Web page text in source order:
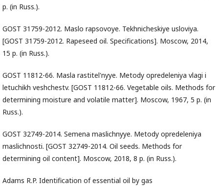
p. (in Russ.).
GOST 31759-2012. Maslo rapsovoye. Tekhnicheskiye usloviya.
[GOST 31759-2012. Rapeseed oil. Specifications]. Moscow, 2014,
15 p. (in Russ.).
GOST 11812-66. Masla rastitel'nyye. Metody opredeleniya vlagi i
letuchikh veshchestv. [GOST 11812-66. Vegetable oils. Methods for
determining moisture and volatile matter]. Moscow, 1967, 5 p. (in
Russ.).
GOST 32749-2014. Semena maslichnyye. Metody opredeleniya
maslichnosti. [GOST 32749-2014. Oil seeds. Methods for
determining oil content]. Moscow, 2018, 8 p. (in Russ.).
Adams R.P. Identification of essential oil by gas